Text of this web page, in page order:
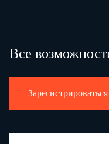
Все
Зарегистрироваться